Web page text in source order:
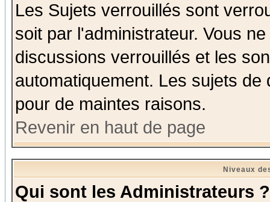
Les Sujets verrouillés sont
soit par l'administrateur. Vous
discussions verrouillés et les
automatiquement. Les sujets
pour de maintes raisons.
Revenir en haut de page
Niveaux
Qui sont les Administrateurs ?